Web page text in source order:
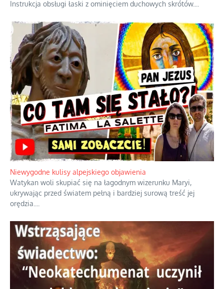
Instrukcja obsługi łaski z ominięciem duchowych skrótów.
Niewygodne kulisy alpejskiego objawienia
Watykan woli skupiać się na łagodnym wizerunku Maryi,
ukrywając przed światem pełną i bardziej surową treść jej
orędzia.